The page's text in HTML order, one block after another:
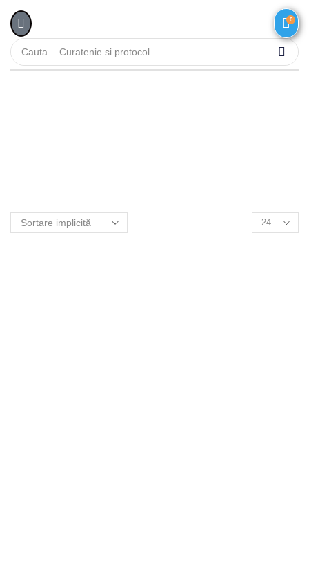
Cauta... Curatenie si protocol
0